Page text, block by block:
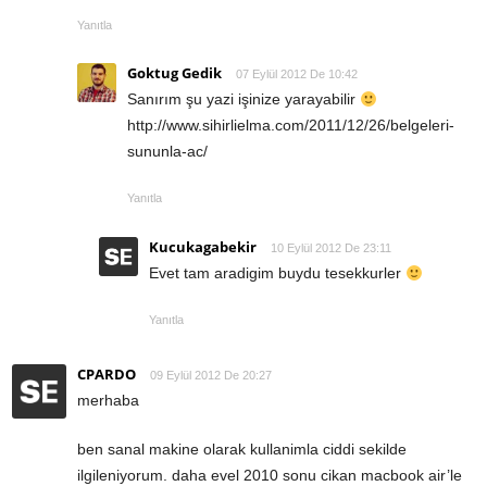
Yanıtla
Goktug Gedik 07 Eylül 2012 De 10:42
Sanırım şu yazi işinize yarayabilir
http://www.sihirlielma.com/2011/12/26/belgeleri-
sununla-ac/
Yanıtla
Kucukagabekir 10 Eylül 2012 De 23:11
Evet tam aradigim buydu tesekkurler
Yanıtla
CPARDO 09 Eylül 2012 De 20:27
merhaba
ben sanal makine olarak kullanimla ciddi sekilde
ilgileniyorum. daha evel 2010 sonu cikan macbook air’le